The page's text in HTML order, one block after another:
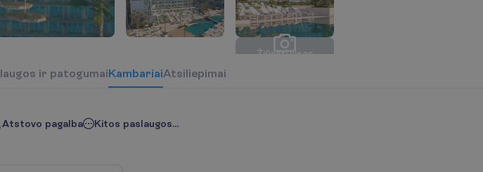
Žiūrėti visas
laugos ir patogumaiKambariaiAtsiliepimai
Atstovo pagalba Kitos paslaugos...